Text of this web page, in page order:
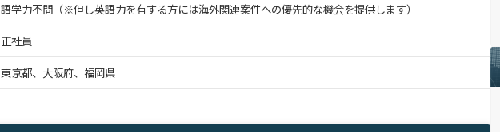
語学力不問（※但し英語力を有する方には海外関連案件への優先的な機会を提供します）
正社員
東京都、大阪府、福岡県